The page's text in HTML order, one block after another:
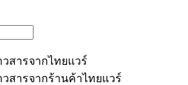
สารจากไทยแวร์
สารจากร้านค้าไทยแวร์